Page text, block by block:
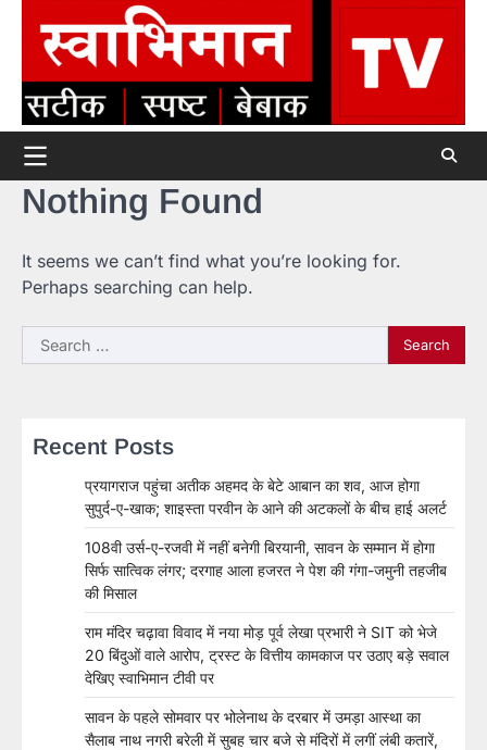
content
Nothing Found
It seems we can’t find what you’re looking for.
Perhaps searching can help.
Search
for:
Recent Posts
प्रयागराज पहुंचा अतीक अहमद के बेटे आबान का शव, आज होगा
सुपुर्द-ए-खाक; शाइस्ता परवीन के आने की अटकलों के बीच हाई अलर्ट
108वी उर्स-ए-रजवी में नहीं बनेगी बिरयानी, सावन के सम्मान में होगा
सिर्फ सात्विक लंगर; दरगाह आला हजरत ने पेश की गंगा-जमुनी तहजीब
की मिसाल
राम मंदिर चढ़ावा विवाद में नया मोड़ पूर्व लेखा प्रभारी ने SIT को भेजे
20 बिंदुओं वाले आरोप, ट्रस्ट के वित्तीय कामकाज पर उठाए बड़े सवाल
देखिए स्वाभिमान टीवी पर
सावन के पहले सोमवार पर भोलेनाथ के दरबार में उमड़ा आस्था का
सैलाब नाथ नगरी बरेली में सुबह चार बजे से मंदिरों में लगीं लंबी कतारें,